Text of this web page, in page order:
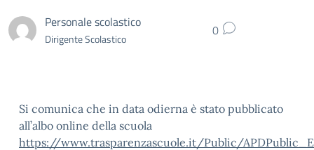
Personale scolastico
Dirigente Scolastico 0
Si comunica che in data odierna è stato pubblicato
all’albo online della scuola
https://www.trasparenzascuole.it/Public/